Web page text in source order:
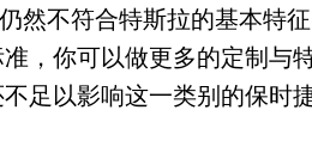
然不符合特斯拉的基本特
，你可以做更多的定制与
足以影响这一类别的保时